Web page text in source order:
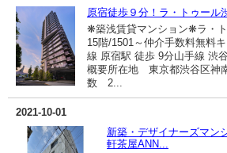
原宿徒歩９分！ラ・トゥール
❋築浅賃貸マンション❋ラ・
15階/1501～仲介手数料無料
線 原宿駅 徒歩 9分山手線 渋
概要所在地 東京都渋谷区神
数 2...
2021-10-01
新築・デザイナーズマン
軒茶屋ANN...